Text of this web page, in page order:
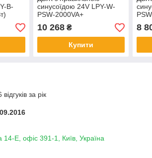
B-
синусоїдою 24V LPY-W-
PSW-2000VA+
(1400Вт)10A/20A
10 268₴
Купити
8
за рік
14-Е, офіс 391-1, Київ, Україна